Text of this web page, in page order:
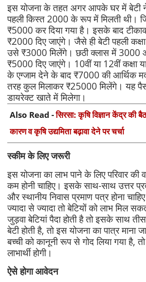
इस योजना के तहत अगर आपके घर में बेटी ने
पहली किस्त 2000 के रूप में मिलती थी।
₹5000 कर दिया गया है। इसके बाद
₹2000 दिए जाएंगे। जैसे ही बेटी पहली
उसे ₹3000 मिलेंगे। छठी क्लास में 3000
₹5000 दिए जाएंगे। 10वीं या 12वीं कक्षा
के एग्जाम देने के बाद ₹7000 की आर्थिक
तरह कुल मिलाकर ₹25000 मिलेंगे। यह
डायरेक्ट खाते में मिलेगा।
Also Read -सिरसा: कृषि विज्ञान केंद्र की
कारण व कृषि उद्यमिता बढ़ावा देने पर चर्चा
स्कीम के लिए जरूरी
इस योजना का लाभ पाने के लिए परिवार
कम होनी चाहिए। इसके साथ-साथ उत्तर
और स्थानीय निवास प्रमाण पत्र होना
ज्यादा से ज्यादा तो बेटियों को लाभ मिल
जुड़वा बेटियां पैदा होती है तो इसके साथ
बेटी होती है, तो इस योजना का पात्र माना
बच्ची को कानूनी रूप से गोद लिया गया है,
लाभार्थी होगी।
ऐसे होगा आवेदन